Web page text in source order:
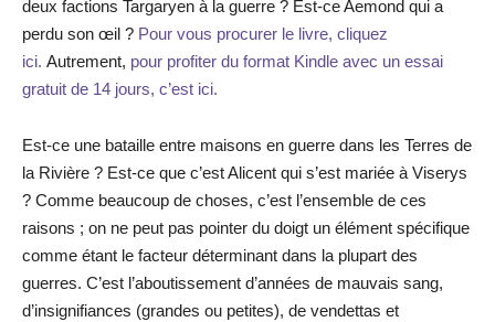
deux factions Targaryen à la guerre ? Est-ce Aemond qui a
perdu son œil ? Pour vous procurer le livre, cliquez
ici. Autrement, pour profiter du format Kindle avec un essai
gratuit de 14 jours, c’est ici.
Est-ce une bataille entre maisons en guerre dans les Terres de
la Rivière ? Est-ce que c’est Alicent qui s’est mariée à Viserys
? Comme beaucoup de choses, c’est l’ensemble de ces
raisons ; on ne peut pas pointer du doigt un élément spécifique
comme étant le facteur déterminant dans la plupart des
guerres. C’est l’aboutissement d’années de mauvais sang,
d’insignifiances (grandes ou petites), de vendettas et